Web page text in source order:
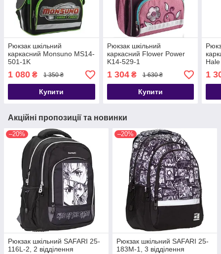
Рюкзак шкільний
каркасний Monsuno MS14-
501-1K
1 080 ₴ 1 350 ₴
Купити
Рюкзак шкільний
каркасний Flower Power
K14-529-1
1 304₴ 1 630 ₴
Купити
1
Акційні пропозиції та новинки
–20%
Рюкзак шкільний SAFARI 25-
116L-2, 2 відділення
–20%
Рюкзак шкільний SAFARI 25-
183M-1, 3 відділення